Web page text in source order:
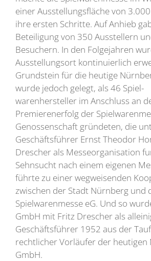
einer Ausstellungsfläche von
ihre ersten Schritte. Auf Anhieb
Beteiligung von 350 Ausstellern
Besuchern. In den Folgejahren
Ausstellungsort kontinuierlich
Grundstein für die heutige
wurde jedoch gelegt, als 46 Spiel-
warenhersteller im Anschluss an
Premierenerfolg der
Genossenschaft gründeten, die
Geschäftsführer Ernst Theodor
Drescher als Messeorganisation
Sehnsucht nach einem eigenen
führte zu einer wegweisenden
zwischen der Stadt Nürnberg und
Spielwarenmesse eG. Und so
GmbH mit Fritz Drescher als
Geschäftsführer 1952 aus der
rechtlicher Vorläufer der heutigen
GmbH.